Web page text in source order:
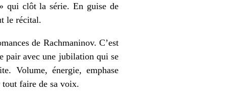
qui clôt la série. En guise de
le récital.
de Rachmaninov. C’est
pair avec une jubilation qui se
Volume, énergie, emphase
tout faire de sa voix.